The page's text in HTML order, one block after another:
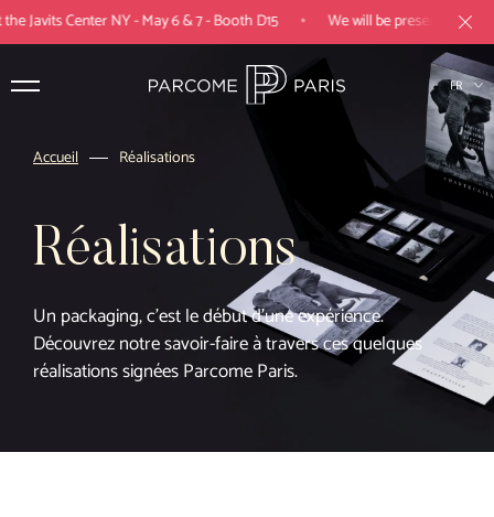
Center NY - May 6 & 7 - Booth D15 • We will be present at
Expertises
Parcome Paris
FR
EN
Accueil Réalisations
Réalisations
Un packaging, c’est le début d’une expérience.
Découvrez notre savoir-faire à travers ces quelques
réalisations signées Parcome Paris.